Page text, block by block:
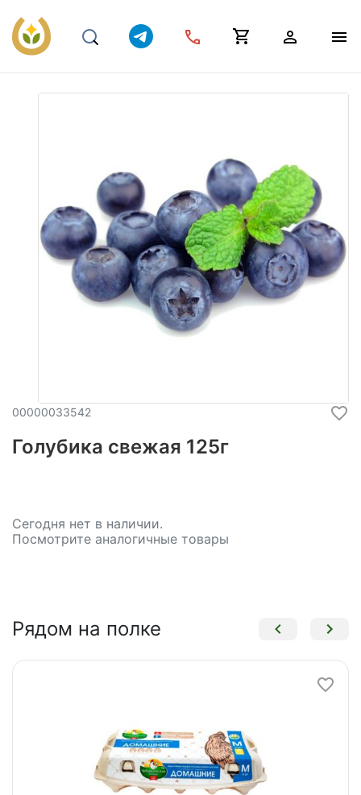
00000033542
Голубика свежая 125г
Сегодня нет в наличии.
Посмотрите аналогичные товары
Рядом на полке